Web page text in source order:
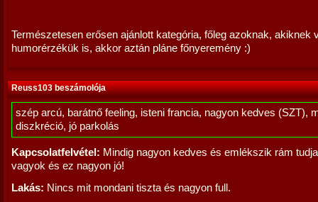
Természetesen erősen ajánlott kategória, főleg azoknak, akiknek
humorérzékük is, akkor aztán pláne főnyeremény :)
Reuss103 beszámolója
szép arcú, barátnő feeling, isteni francia, nagyon kedves (SZT),
diszkréció, jó parkolás
Kapcsolatfelvétel: Mindig nagyon kedves és emlékszik rám
vagyok és ez nagyon jó!
Lakás: Nincs mit mondani tiszta és nagyon full.